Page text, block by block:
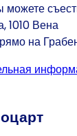
можете
1010 Вена
на